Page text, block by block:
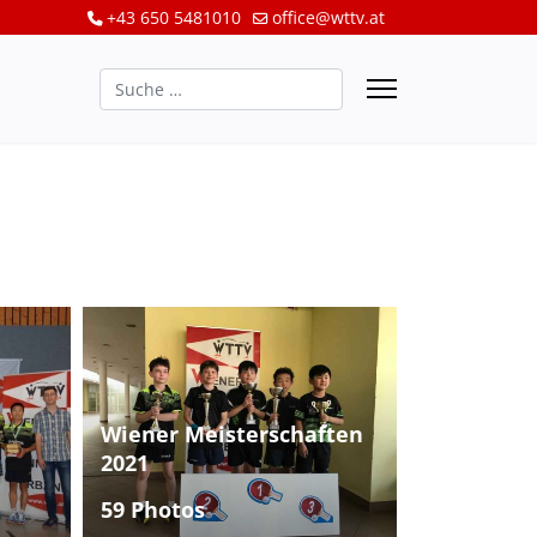
+43 650 5481010 office@wttv.at
Suchen
Wiener Meisterschaften
2021
59 Photos